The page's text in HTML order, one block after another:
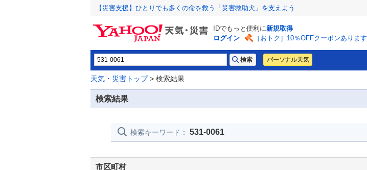
【災害支援】ひとりでも多くの命を救う「災害救助犬」を支えよう
IDでもっと便利に新規取得
ログイン
［おトク］10％OFFクーポンあります
パーソナル天気
天気・災害トップ> 検索結果
検索結果
検索キーワード： 531-0061
市区町村